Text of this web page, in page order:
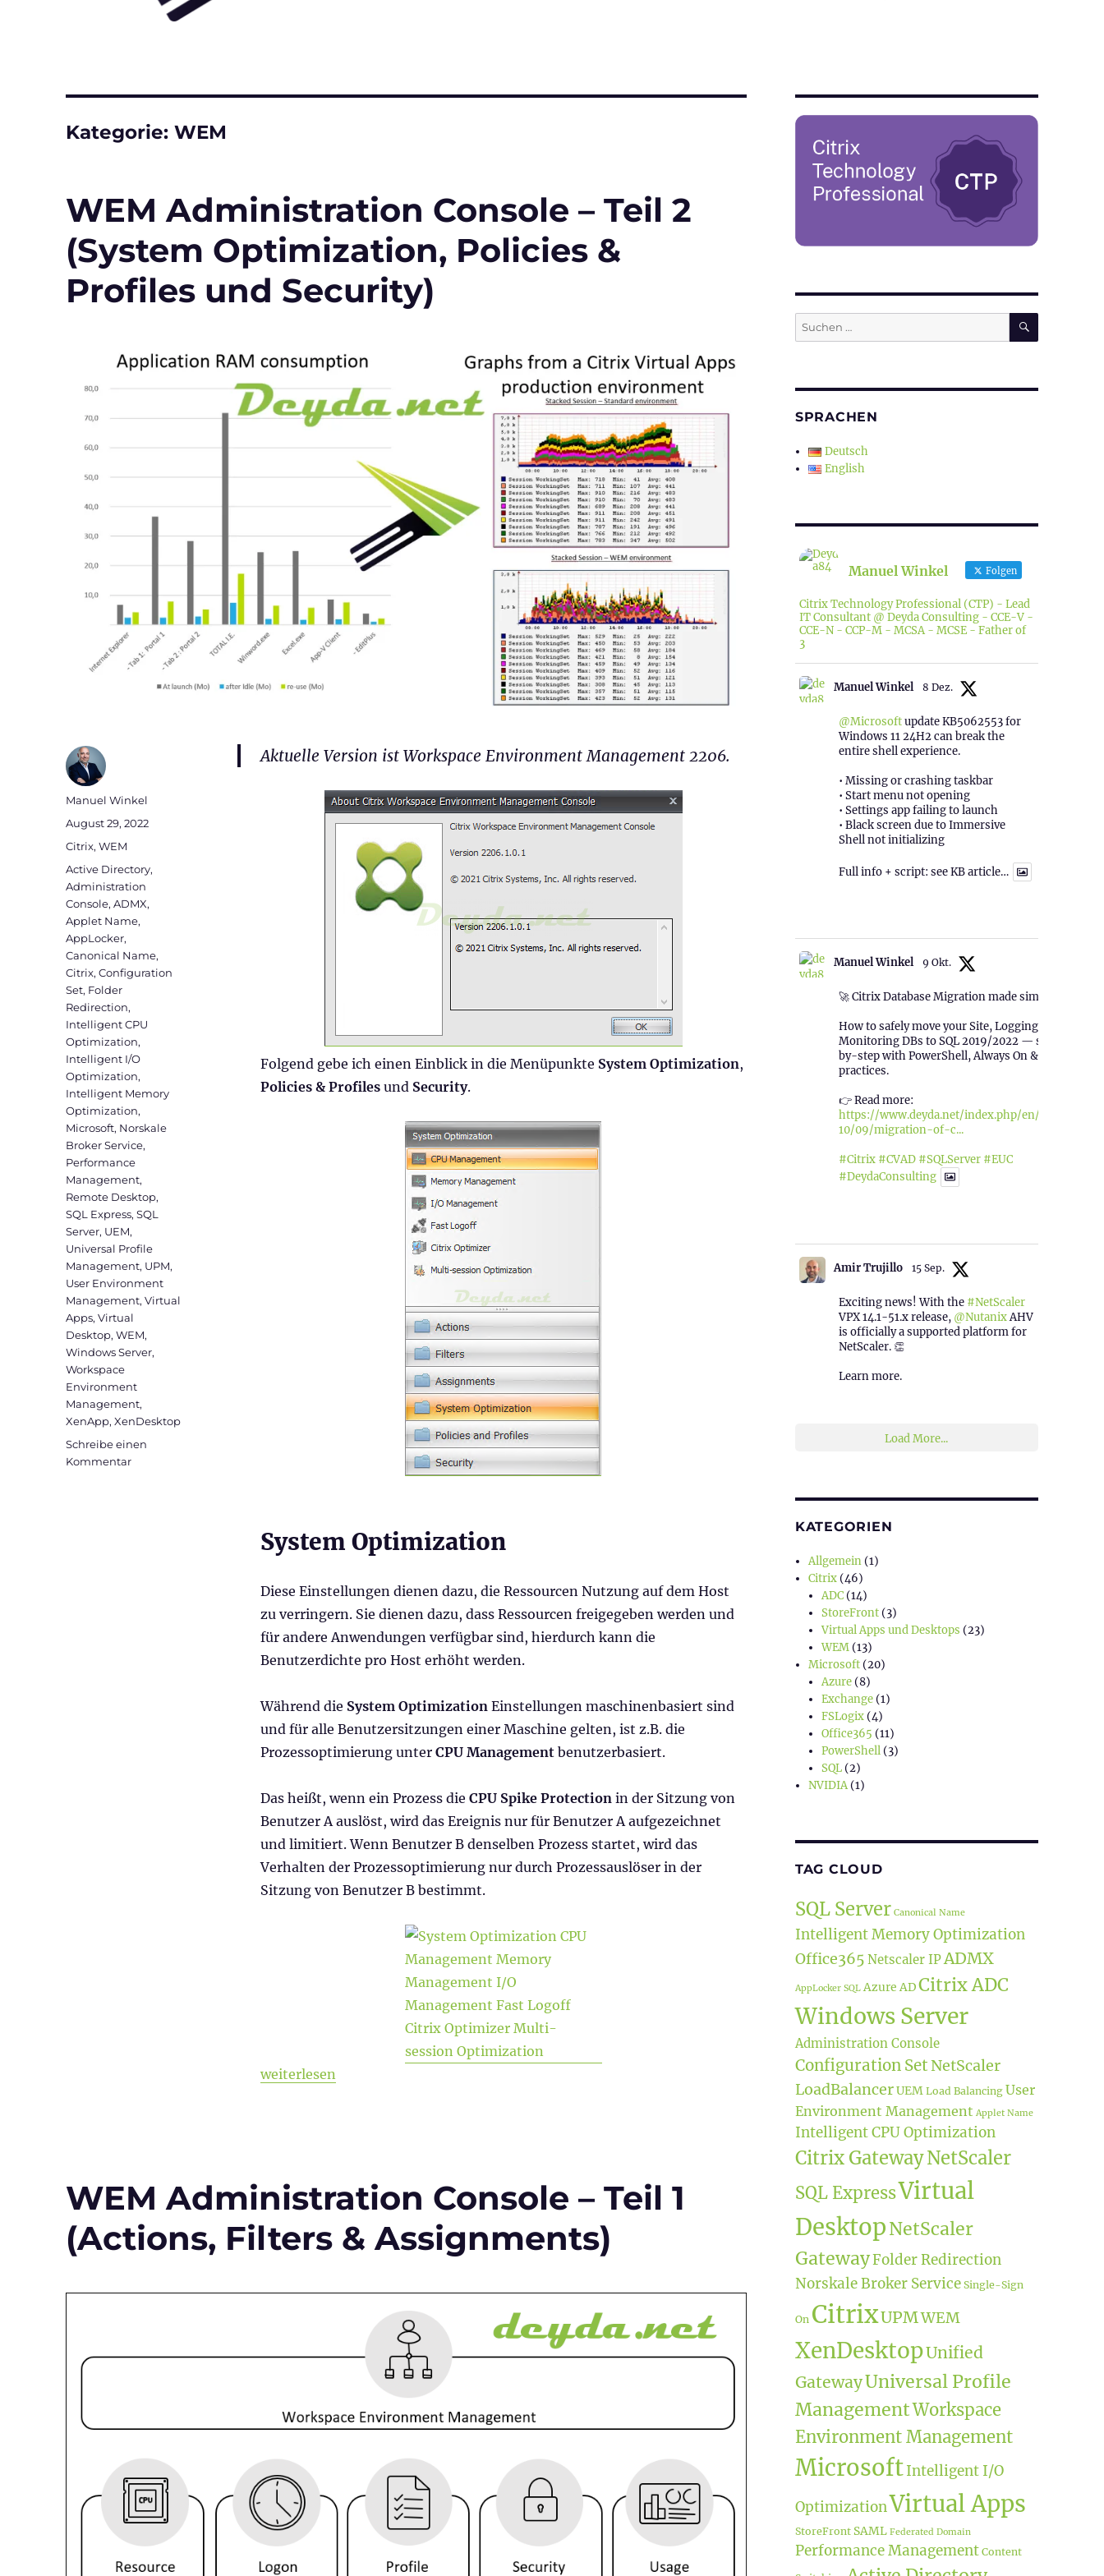
Kategorie:WEM
WEM Administration Console – Teil 2
(System Optimization, Policies &
Profiles und Security)
Aktuelle Version ist Workspace Environment Management 2206.
Folgend gebe ich einen Einblick in die Menüpunkte System Optimization,
Policies & Profilesund Security.
System Optimization
Diese Einstellungen dienen dazu, die Ressourcen Nutzung auf dem Host
zu verringern. Sie dienen dazu, dass Ressourcen freigegeben werden und
für andere Anwendungen verfügbar sind, hierdurch kann die
Benutzerdichte pro Host erhöht werden.
Während die System OptimizationEinstellungen maschinenbasiert sind
und für alle Benutzersitzungen einer Maschine gelten, ist z.B. die
Prozessoptimierung unter CPU Managementbenutzerbasiert.
Das heißt, wenn ein Prozess die CPU Spike Protectionin der Sitzung von
Benutzer A auslöst, wird das Ereignis nur für Benutzer A aufgezeichnet
und limitiert. Wenn Benutzer B denselben Prozess startet, wird das
Verhalten der Prozessoptimierung nur durch Prozessauslöser in der
Sitzung von Benutzer B bestimmt.
„WEM Administration Console – Teil 2 (System Optimization, Policies & Profiles und Security)“
weiterlesen
Autor
Manuel Winkel
Veröffentlicht
am
August 29, 2022
Kategorien
Citrix,WEM
Schlagwörter
Active Directory,
Administration
Console,ADMX,
Applet Name,
AppLocker,
Canonical Name,
Citrix,Configuration
Set, Folder
Redirection,
Intelligent CPU
Optimization,
Intelligent I/O
Optimization,
Intelligent Memory
Optimization,
Microsoft, Norskale
Broker Service,
Performance
Management,
Remote Desktop,
SQL Express,SQL
Server, UEM,
Universal Profile
Management, UPM,
User Environment
Management,Virtual
Apps,Virtual
Desktop,WEM,
Windows Server,
Workspace
Environment
Management,
XenApp,XenDesktop
Schreibe einen
Kommentarzu
WEM Administration Console – Teil 1
(Actions, Filters & Assignments)
Suchen
nach:
SUCHEN
SPRACHEN
Deutsch
English
Manuel Winkel Folgen
Citrix Technology Professional (CTP) - Lead
IT Consultant @ Deyda Consulting - CCE-V -
CCE-N - CCP-M - MCSA - MCSE - Father of
3
Manuel Winkel 8 Dez.
@Microsoftupdate KB5062553 for
Windows 11 24H2 can break the
entire shell experience.
• Missing or crashing taskbar
• Start menu not opening
• Settings app failing to launch
• Black screen due to Immersive
Shell not initializing
Full info + script: see KB article…
Manuel Winkel 9 Okt.
🚀 Citrix Database Migration made simple!
How to safely move your Site, Logging &
Monitoring DBs to SQL 2019/2022 — step-
by-step with PowerShell, Always On & best
practices.
👉 Read more:
https://www.deyda.net/index.php/en/2025/
10/09/migration-of-c...
#Citrix #CVAD #SQLServer #EUC
#DeydaConsulting
Amir Trujillo 15 Sep.
Exciting news! With the #NetScaler
VPX 14.1-51.x release, @NutanixAHV
is officially a supported platform for
NetScaler. 👏
Learn more.
Load More...
KATEGORIEN
Allgemein(1)
Citrix(46)
ADC(14)
StoreFront(3)
Virtual Apps und Desktops (23)
WEM(13)
Microsoft(20)
Azure(8)
Exchange(1)
FSLogix(4)
Office365 (11)
PowerShell(3)
SQL(2)
NVIDIA(1)
TAG CLOUD
SQL Server Canonical Name
Intelligent Memory Optimization
Office365 Netscaler IPADMX
AppLocker SQL Azure ADCitrix ADC
Windows Server
Administration Console
Configuration Set NetScaler
LoadBalancerUEM Load Balancing User
Environment Management Applet Name
Intelligent CPU Optimization
Citrix GatewayNetScaler
SQL ExpressVirtual
DesktopNetScaler
GatewayFolder Redirection
Norskale Broker Service Single-Sign
On CitrixUPMWEM
XenDesktopUnified
GatewayUniversal Profile
ManagementWorkspace
Environment Management
MicrosoftIntelligent I/O
OptimizationVirtual Apps
StoreFront SAML Federated Domain
Performance Management Content